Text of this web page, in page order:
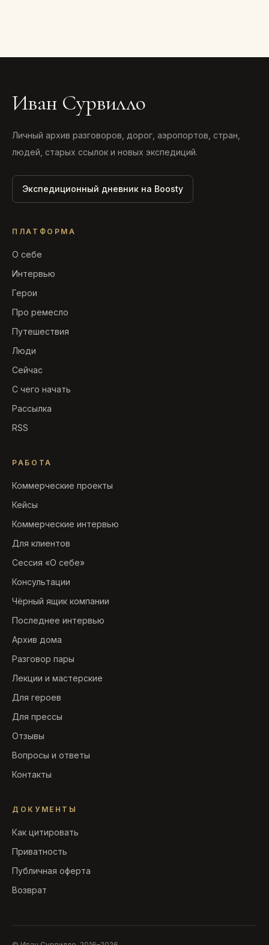
Иван Сурвилло
Личный архив разговоров, дорог, аэропортов, стран,
людей, старых ссылок и новых экспедиций.
Экспедиционный дневник на Boosty
ПЛАТФОРМА
О себе
Интервью
Герои
Про ремесло
Путешествия
Люди
Сейчас
С чего начать
Рассылка
RSS
РАБОТА
Коммерческие проекты
Кейсы
Коммерческие интервью
Для клиентов
Сессия «О себе»
Консультации
Чёрный ящик компании
Последнее интервью
Архив дома
Разговор пары
Лекции и мастерские
Для героев
Для прессы
Отзывы
Вопросы и ответы
Контакты
ДОКУМЕНТЫ
Как цитировать
Приватность
Публичная оферта
Возврат